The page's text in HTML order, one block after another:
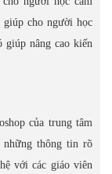
giúp cho người học
giúp nâng cao kiến
của trung tâm
thông tin rõ
với các giáo viên